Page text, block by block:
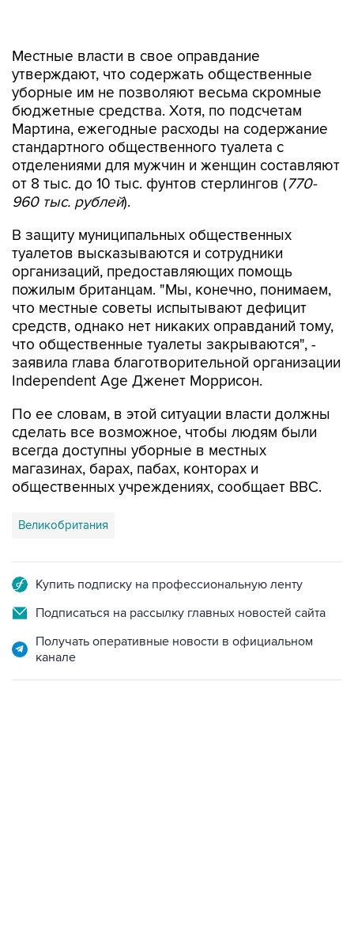
уборные им не позволяют весьма скромные
бюджетные средства. Хотя, по подсчетам
Мартина, ежегодные расходы на содержание
стандартного общественного туалета с
отделениями для мужчин и женщин составляют
от 8 тыс. до 10 тыс. фунтов стерлингов (
960 тыс. рублей).
В защиту муниципальных общественных
организаций, предоставляющих помощь
пожилым британцам. "Мы, конечно, понимаем,
что местные советы испытывают дефицит
средств, однако нет никаких оправданий тому,
что общественные туалеты закрываются", -
заявила глава благотворительной организации
Independent Age Дженет Моррисон.
По ее словам, в этой ситуации власти должны
всегда доступны уборные в местных
магазинах, барах, пабах, конторах и
общественных учреждениях, сообщает BBC.
Великобритания
Подписаться на рассылку главных новостей сайта
Получать оперативные новости в официальном